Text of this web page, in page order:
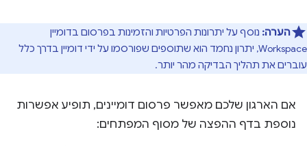
הערה: נוסף על יתרונות הפרטיות והזמינות בפרסום בדומיין
Workspace, יתרון נחמד הוא שתוספים שפורסמו על ידי דומיין בדרך כלל
עוברים את תהליך הבדיקה מהר יותר.
אם הארגון שלכם מאפשר פרסום דומיינים, תופיע אפשרות
נוספת בדף ההפצה של מסוף המפתחים: